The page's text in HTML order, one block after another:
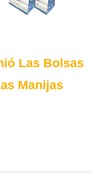
Las Bolsas
Manijas